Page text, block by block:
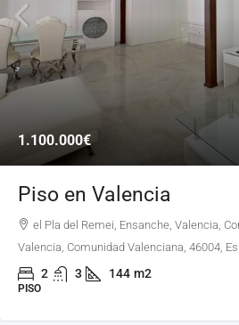
1.100.000€
Piso en Valencia
el Pla del Remei, Ensanche, Valencia,
Valencia, Comunidad Valenciana, 46004,
2 3 144 m2
PISO